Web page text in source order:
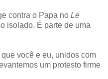
contra o Papa no Le
isolado. É parte de uma
você e eu, unidos com
um protesto firme